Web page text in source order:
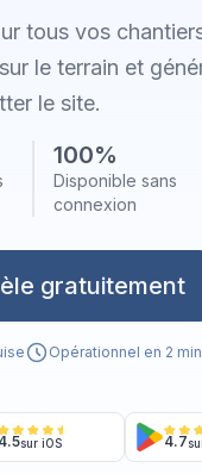
tous vos
le terrain et
le site.
100%
Disponible sans
connexion
gratuitement
Opérationnel en 2
4.5sur iOS 4.7